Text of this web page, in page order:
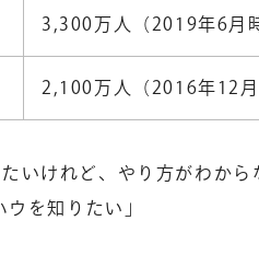
3,300万人（2019年6月
2,100万人（2016年12
いけれど、やり方がわから
ウを知りたい」